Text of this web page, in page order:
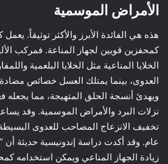
الأمراض الموسمية
هذه هي الفائدة الأبرز والأكثر توثيقاً.
كمحفزين قويين لجهاز المناعة. فمركب
الخلايا المناعية مثل الخلايا البلعمية
العدوى، بينما يمتلك العسل خصائص مضادة
ويهدئ أنسجة الحلق المتهيجة، مما
نزلات البرد والأمراض الموسمية. وقد
تخفيف الانزعاج المصاحب للعدوى
عام. وقد أكدت دراسة إندونيسية حديثة
زيادة الجهاز المناعي ويمكن استخدامه